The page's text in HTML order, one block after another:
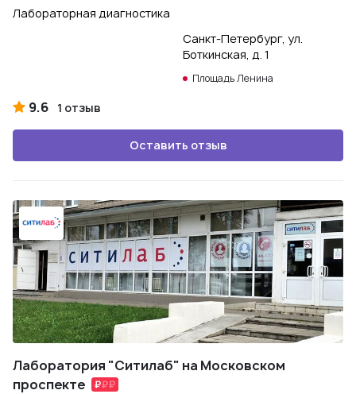
Лабораторная диагностика
Санкт-Петербург, ул.
Боткинская, д. 1
Площадь Ленина
9.6 1 отзыв
Оставить отзыв
Лаборатория "Ситилаб" на Московском
проспекте